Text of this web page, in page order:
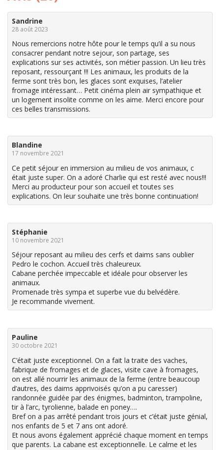
Sandrine
28 août 2023
Nous remercions notre hôte pour le temps qu’il a su nous
consacrer pendant notre sejour, son partage, ses
explications sur ses activités, son métier passion. Un lieu très
reposant, ressourçant !!! Les animaux, les produits de la
ferme sont très bon, les glaces sont exquises, l’atelier
fromage intéressant… Petit cinéma plein air sympathique et
un logement insolite comme on les aime. Merci encore pour
ces belles transmissions.
Blandine
17 novembre 2021
Ce petit séjour en immersion au milieu de vos animaux, c
était juste super. On a adoré Charlie qui est resté avec nous!!!
Merci au producteur pour son accueil et toutes ses
explications. On leur souhaite une très bonne continuation!
Stéphanie
10 novembre 2021
Séjour reposant au milieu des cerfs et daims sans oublier
Pedro le cochon. Accueil très chaleureux.
Cabane perchée impeccable et idéale pour observer les
animaux.
Promenade très sympa et superbe vue du belvédère.
Je recommande vivement.
Pauline
30 octobre 2021
C’était juste exceptionnel. On a fait la traite des vaches,
fabrique de fromages et de glaces, visite cave à fromages,
on est allé nourrir les animaux de la ferme (entre beaucoup
d’autres, des daims apprivoisés qu’on a pu caresser)
randonnée guidée par des énigmes, badminton, trampoline,
tir à l’arc, tyrolienne, balade en poney….
Bref on a pas arrêté pendant trois jours et c’était juste génial,
nos enfants de 5 et 7 ans ont adoré.
Et nous avons également apprécié chaque moment en temps
que parents. La cabane est exceptionnelle. Le calme et les